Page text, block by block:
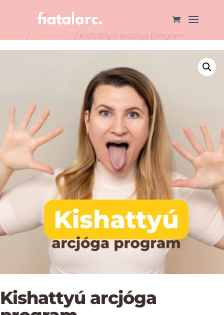
Home / Workshop / Kishattyú arcjóga program
Kishattyú arcjóga